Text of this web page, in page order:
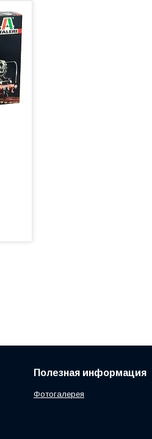
Полезная информация
Фотогалерея